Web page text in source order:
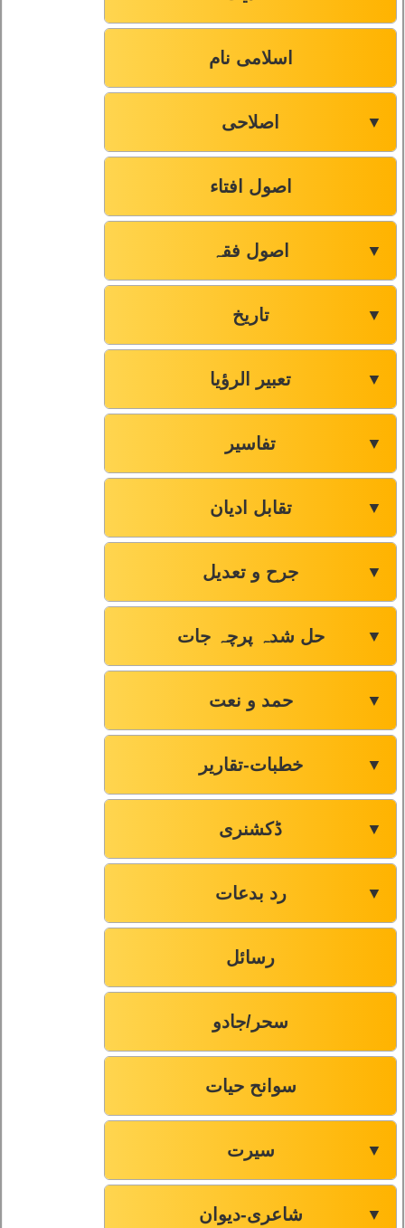
اسلامی نام
اصلاحی ▼
اصول افتاء
اصول فقہ ▼
تاریخ ▼
تعبیر الرؤیا ▼
تفاسیر ▼
تقابل ادیان ▼
جرح و تعدیل ▼
حل شدہ پرچہ جات ▼
حمد و نعت ▼
خطبات-تقاریر ▼
ڈکشنری ▼
رد بدعات ▼
رسائل
سحر/جادو
سوانح حیات
سیرت ▼
شاعری-دیوان ▼